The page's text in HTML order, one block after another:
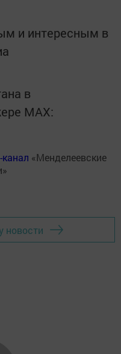
и интересным в
в
MАХ:
канал «Менделеевские
новости